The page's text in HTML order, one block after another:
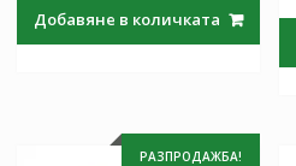
85.12 лв..50.07 лв..
Добавяне в количката
РАЗПРОДАЖБА!